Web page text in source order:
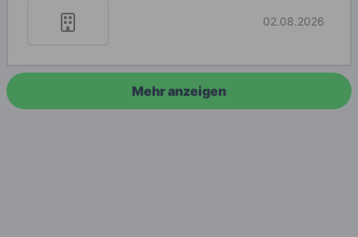
02.08.2026
Mehr anzeigen